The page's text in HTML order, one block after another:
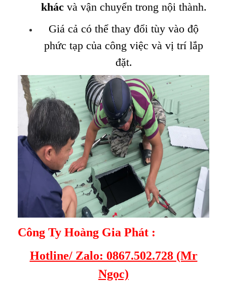
khác và vận chuyển trong nội thành.
Giá cả có thể thay đổi tùy vào độ
phức tạp của công việc và vị trí lắp
đặt.
Công Ty Hoàng Gia Phát :
Hotline/ Zalo: 0867.502.728 (Mr
Ngọc)